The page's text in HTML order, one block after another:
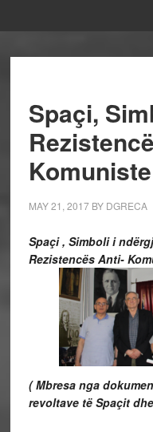
Spaçi,
Komuniste
MAY 21, 2017BY DGRECA
Spaçi , Simboli i
Rezistencës Anti-
( Mbresa nga
revoltave të Spaçit